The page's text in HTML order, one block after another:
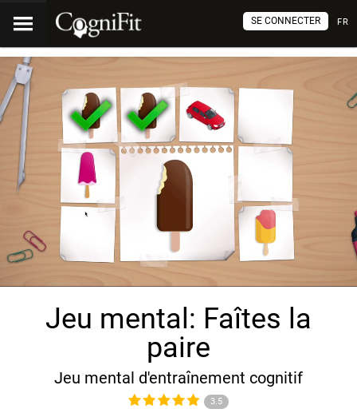
FR
SE CONNECTER
Jeu mental: Faîtes la
paire
Jeu mental d'entraînement cognitif
3.5